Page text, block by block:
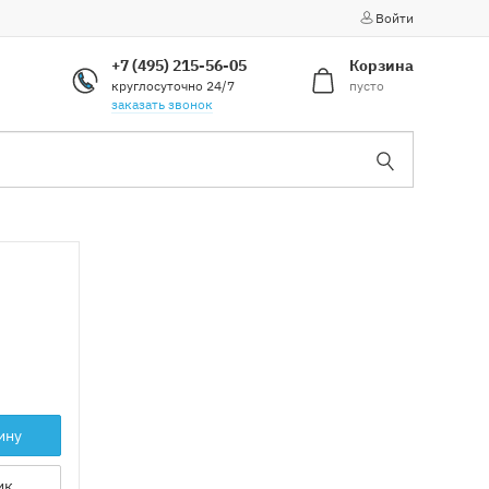
Войти
+7 (495) 215-56-05
круглосуточно 24/7
заказать звонок
Корзина
пусто